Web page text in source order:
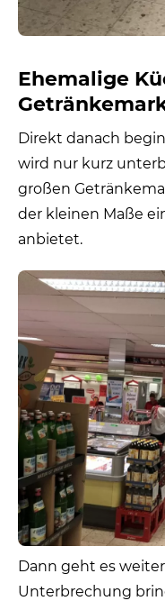
Ehemalige
Direkt danach
wird nur kurz
großen
der kleinen Maße
anbietet.
Dann geht es
Unterbrechung